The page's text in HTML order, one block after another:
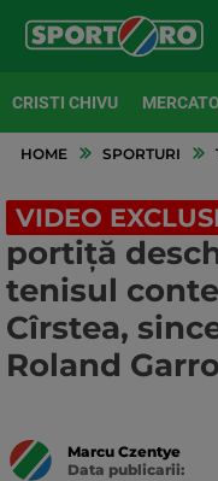
CRISTI CHIVU
HOME SPORTURI
VIDEO
portiță
tenisul
Cîrstea,
Roland
Marcu Czentye
Data publicarii: